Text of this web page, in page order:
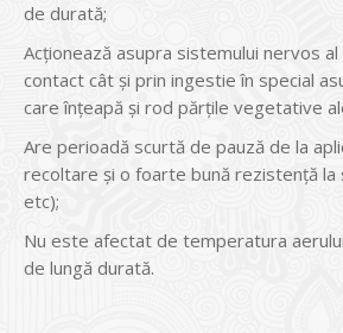
de durată;
Acționează asupra sistemului nervos
contact cât și prin ingestie în special
care înțeapă și rod părțile vegetative
Are perioadă scurtă de pauză de la
recoltare și o foarte bună rezistență la
etc);
Nu este afectat de temperatura
de lungă durată.